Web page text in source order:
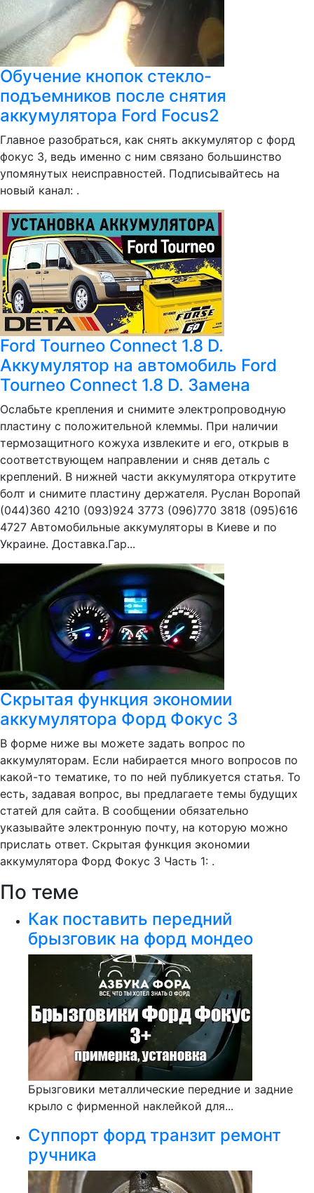
Обучение кнопок стекло-
подъемников после снятия
аккумулятора Ford Focus2
Главное разобраться, как снять аккумулятор с форд
фокус 3, ведь именно с ним связано большинство
упомянутых неисправностей. Подписывайтесь на
новый канал: .
Ford Tourneo Connect 1.8 D.
Аккумулятор на автомобиль Ford
Tourneo Connect 1.8 D. Замена
Ослабьте крепления и снимите электропроводную
пластину с положительной клеммы. При наличии
термозащитного кожуха извлеките и его, открыв в
соответствующем направлении и сняв деталь с
креплений. В нижней части аккумулятора открутите
болт и снимите пластину держателя. Руслан Воропай
(044)360 4210 (093)924 3773 (096)770 3818 (095)616
4727 Автомобильные аккумуляторы в Киеве и по
Украине. Доставка.Гар...
Скрытая функция экономии
аккумулятора Форд Фокус 3
В форме ниже вы можете задать вопрос по
аккумуляторам. Если набирается много вопросов по
какой-то тематике, то по ней публикуется статья. То
есть, задавая вопрос, вы предлагаете темы будущих
статей для сайта. В сообщении обязательно
указывайте электронную почту, на которую можно
прислать ответ. Скрытая функция экономии
аккумулятора Форд Фокус 3 Часть 1: .
По теме
Как поставить передний
брызговик на форд мондео
Брызговики металлические передние и задние
крыло с фирменной наклейкой для...
Суппорт форд транзит ремонт
ручника